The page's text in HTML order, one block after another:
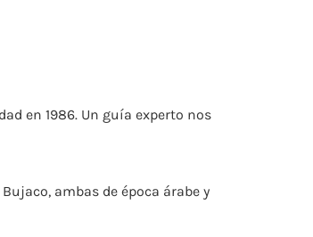
en 1986. Un guía experto nos
ambas de época árabe y